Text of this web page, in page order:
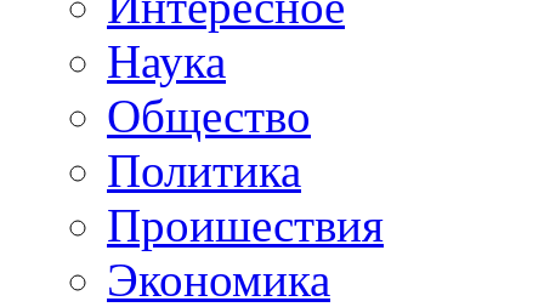
Наука
Общество
Политика
Проишествия
Экономика